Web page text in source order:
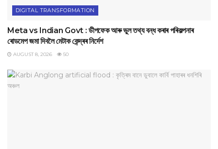
DIGITAL TRANSFORMATION
Meta vs Indian Govt : ডীপফেক আৰু ভুল তথ্য বন্ধ কৰাৰ পৰিকল্পনাৰ
ৰোডমেপ জমা দিবলৈ মেটাক কেন্দ্ৰৰ নিৰ্দেশ
AUGUST 8, 2026 50